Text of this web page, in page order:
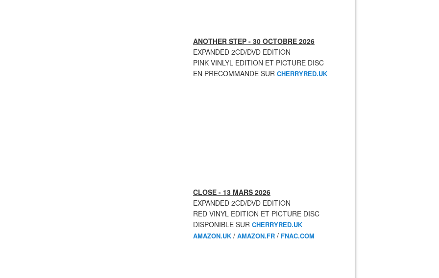
ANOTHER STEP - 30 OCTOBRE 2026
EXPANDED 2CD/DVD EDITION
PINK VINLYL EDITION ET PICTURE DISC
EN PRECOMMANDE SUR CHERRYRED.UK
CLOSE - 13 MARS 2026
EXPANDED 2CD/DVD EDITION
RED VINYL EDITION ET PICTURE DISC
DISPONIBLE SUR CHERRYRED.UK
AMAZON.UK / AMAZON.FR / FNAC.COM